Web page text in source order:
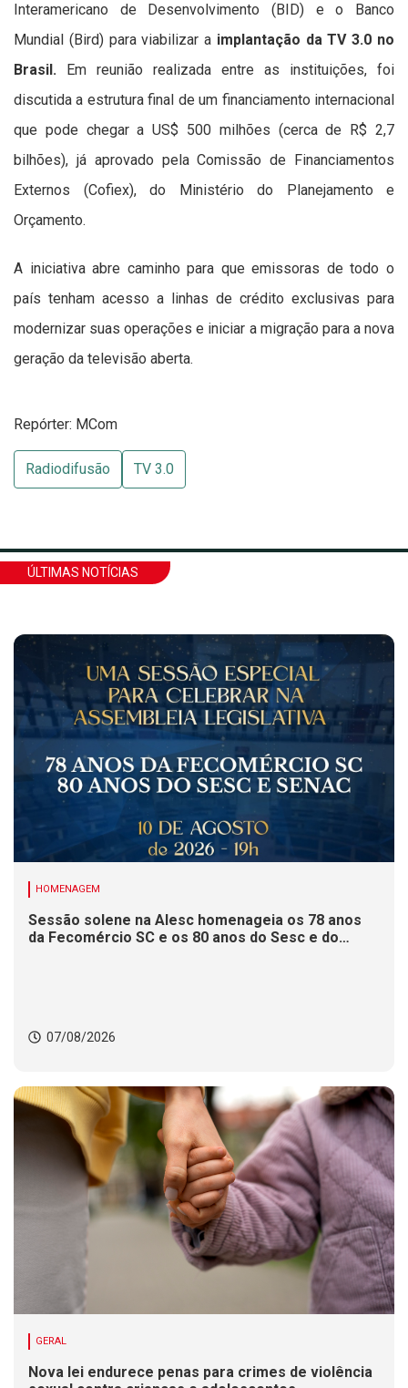
Interamericano de Desenvolvimento (BID) e o Banco
Mundial (Bird) para viabilizar a implantação da TV 3.0 no
Brasil. Em reunião realizada entre as instituições, foi
discutida a estrutura final de um financiamento internacional
que pode chegar a US$ 500 milhões (cerca de R$ 2,7
bilhões), já aprovado pela Comissão de Financiamentos
Externos (Cofiex), do Ministério do Planejamento e
Orçamento.
A iniciativa abre caminho para que emissoras de todo o
país tenham acesso a linhas de crédito exclusivas para
modernizar suas operações e iniciar a migração para a nova
geração da televisão aberta.
Repórter: MCom
Radiodifusão TV 3.0
ÚLTIMAS NOTÍCIAS
HOMENAGEM
Sessão solene na Alesc homenageia os 78 anos
da Fecomércio SC e os 80 anos do Sesc e do
07/08/2026
GERAL
Nova lei endurece penas para crimes de violência